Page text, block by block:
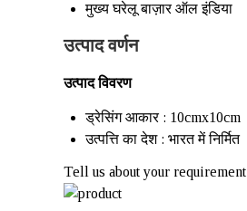
मुख्य घरेलू बाज़ार ऑल इंडिया
उत्पाद वर्णन
उत्पाद विवरण
ड्रेसिंग आकार : 10cmx10cm
उत्पत्ति का देश : भारत में निर्मित
Tell us about your requirement